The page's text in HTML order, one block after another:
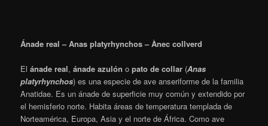
Ánade real – Anas platyrhynchos – Ànec collverd
Elánade real,ánade azulón opato de collar (Anas
platyrhynchos)​ es una especie de ave anseriforme de la familia
Anatidae. Es un ánade de superficie muy común y extendido por
el hemisferio norte. Habita áreas de temperatura templada de
Norteamérica, Europa, Asia y el norte de África. Como ave